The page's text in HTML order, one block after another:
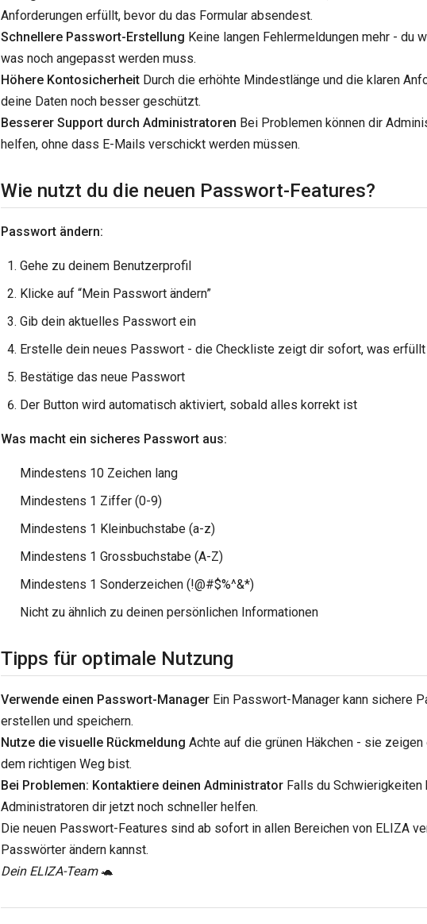
Anforderungen erfüllt, bevor du das Formular absendest.
Schnellere Passwort-Erstellung Keine langen Fehlermeldungen mehr - du
was noch angepasst werden muss.
Höhere Kontosicherheit Durch die erhöhte Mindestlänge und die klaren
deine Daten noch besser geschützt.
Besserer Support durch Administratoren Bei Problemen können dir
helfen, ohne dass E-Mails verschickt werden müssen.
Wie nutzt du die neuen Passwort-Features?
Passwort ändern:
Gehe zu deinem Benutzerprofil
Klicke auf “Mein Passwort ändern”
Gib dein aktuelles Passwort ein
Erstelle dein neues Passwort - die Checkliste zeigt dir sofort, was
Bestätige das neue Passwort
Der Button wird automatisch aktiviert, sobald alles korrekt ist
Was macht ein sicheres Passwort aus:
Mindestens 10 Zeichen lang
Mindestens 1 Ziffer (0-9)
Mindestens 1 Kleinbuchstabe (a-z)
Mindestens 1 Grossbuchstabe (A-Z)
Mindestens 1 Sonderzeichen (!@#$%^&*)
Nicht zu ähnlich zu deinen persönlichen Informationen
Tipps für optimale Nutzung
Verwende einen Passwort-Manager Ein Passwort-Manager kann sichere
erstellen und speichern.
Nutze die visuelle Rückmeldung Achte auf die grünen Häkchen - sie zeigen
dem richtigen Weg bist.
Bei Problemen: Kontaktiere deinen Administrator Falls du Schwierigkeiten
Administratoren dir jetzt noch schneller helfen.
Die neuen Passwort-Features sind ab sofort in allen Bereichen von ELIZA
Passwörter ändern kannst.
Dein ELIZA-Team🐢